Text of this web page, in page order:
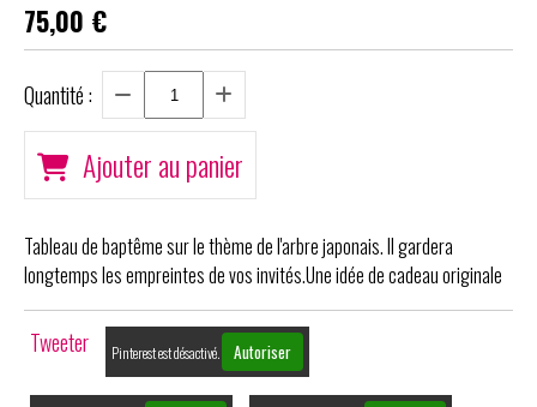
75,00 €
Quantité :
Ajouter au panier
Tableau de baptême sur le thème de l'arbre japonais. Il gardera
longtemps les empreintes de vos invités.Une idée de cadeau originale
Tweeter Pinterest est désactivé. Autoriser